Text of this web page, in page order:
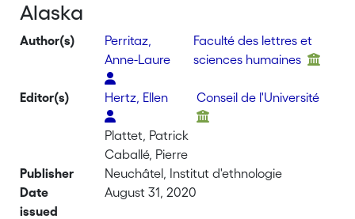
Alaska
Author(s)
Perritaz,
Anne-Laure
Faculté des lettres et
sciences humaines
Editor(s) Hertz, Ellen Conseil de l'Université
Plattet, Patrick
Caballé, Pierre
Publisher
Neuchâtel, Institut d'ethnologie
Date
issued
August 31, 2020